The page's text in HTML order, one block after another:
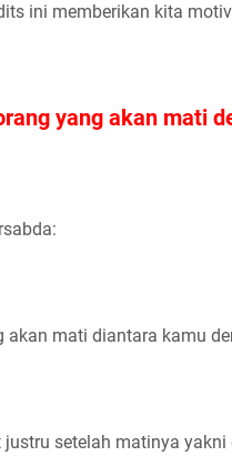
ini memberikan kita
yang akan mati
mati diantara kamu
setelah matinya yakni